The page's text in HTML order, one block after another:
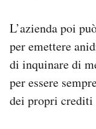
L’azienda poi
per emettere
di inquinare di
per essere
dei propri crediti